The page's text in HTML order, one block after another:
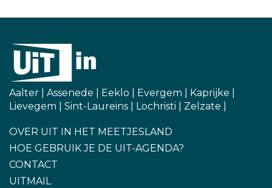
Aalter Assenede Eeklo Evergem Kaprijke
Lievegem
Sint-Laureins Lochristi Zelzate
OVER UIT IN HET MEETJESLAND
HOE GEBRUIK JE DE UIT-AGENDA?
CONTACT
UITMAIL